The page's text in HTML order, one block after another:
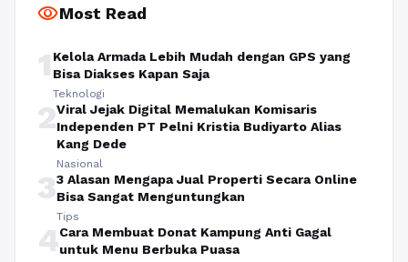
visibilityMost Read
1 Kelola Armada Lebih Mudah dengan GPS yang
Bisa Diakses Kapan Saja
Teknologi
2Viral Jejak Digital Memalukan Komisaris
Independen PT Pelni Kristia Budiyarto Alias
Kang Dede
Nasional
33 Alasan Mengapa Jual Properti Secara Online
Bisa Sangat Menguntungkan
Tips
4Cara Membuat Donat Kampung Anti Gagal
untuk Menu Berbuka Puasa